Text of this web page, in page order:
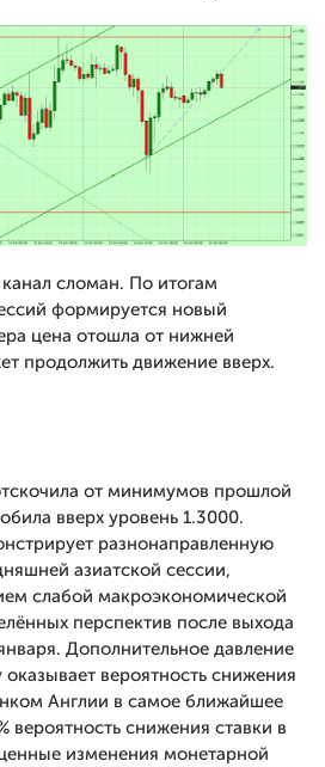
сломан. По итогам
формируется новый
цена отошла от нижней
продолжить движение вверх.
от минимумов прошлой
вверх уровень 1.3000.
разнонаправленную
азиатской сессии,
слабой макроэкономической
перспектив после выхода
Дополнительное давление
вероятность снижения
Англии в самое ближайшее
вероятность снижения ставки в
изменения монетарной